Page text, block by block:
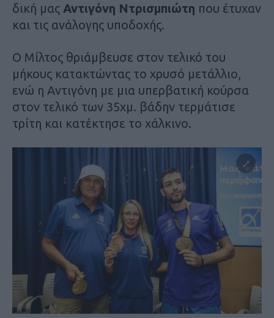
δική μας Αντιγόνη Ντρισμπιώτη που έτυχαν
και τις ανάλογης υποδοχής.
Ο Μίλτος θριάμβευσε στον τελικό του
μήκους κατακτώντας το χρυσό μετάλλιο,
ενώ η Αντιγόνη με μια υπερβατική κούρσα
στον τελικό των 35χμ. βάδην τερμάτισε
τρίτη και κατέκτησε το χάλκινο.